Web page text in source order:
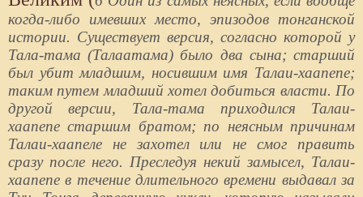
когда-либо имевших место, эпизодов тонганской
истории. Существует версия, согласно которой у
Тала-тама (Талаатама) было два сына; старший
был убит младшим, носившим имя Талаи-хаапепе;
таким путем младший хотел добиться власти. По
другой версии, Тала-тама приходился Талаи-
хаапепе старшим братом; по неясным причинам
Талаи-хаапеле не захотел или не смог править
сразу после него. Преследуя некий замысел, Талаи-
хаапепе в течение длительного времени выдавал за